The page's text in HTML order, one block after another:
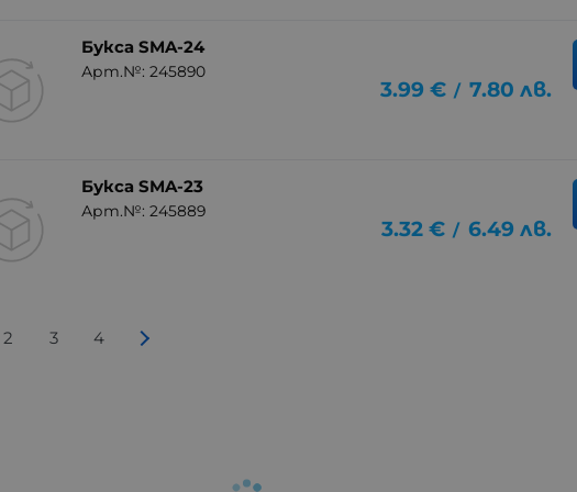
Букса SMA-24
Арт.№: 245890
3.99 € / 7.80 лв.
Букса SMA-23
Арт.№: 245889
3.32 € / 6.49 лв.
2 3 4